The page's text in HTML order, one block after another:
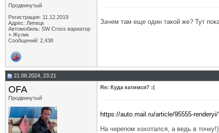
Продвинутый
Регистрация: 11.12.2019
Адрес: Липецк
Автомобиль: SW Cross вариатор
+ Жулик
Сообщений: 2,438
Зачем там еще один такой же? Тут
21.08.2024, 23:21
OFA
Продвинутый
Re: Куда катимся? :(
https://auto.mail.ru/article/95555-
На черепом хохотался, а ведь в